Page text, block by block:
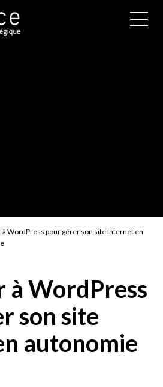
à WordPress pour gérer son site internet en
à WordPress
son site
autonomie